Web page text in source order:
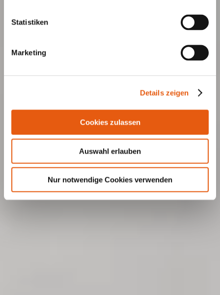
Statistiken
Marketing
Details zeigen
Cookies zulassen
Auswahl erlauben
Nur notwendige Cookies verwenden